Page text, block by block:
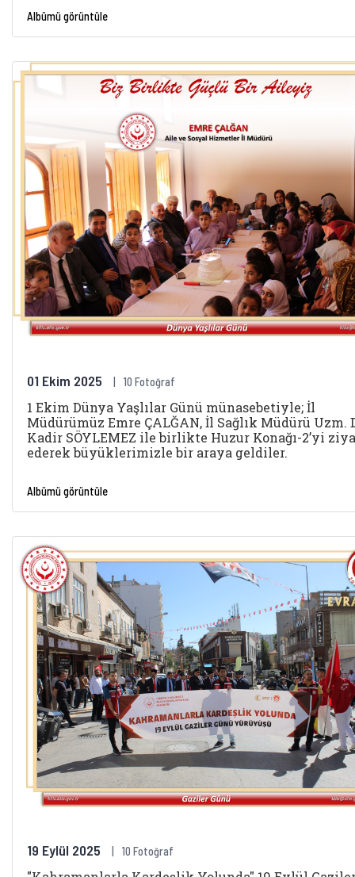
Albümü görüntüle
01 Ekim 2025 10 Fotoğraf
1 Ekim Dünya Yaşlılar Günü münasebetiyle; İl
Müdürümüz Emre ÇALĞAN, İl Sağlık Müdürü Uzm.
Kadir SÖYLEMEZ ile birlikte Huzur Konağı-2’yi
ederek büyüklerimizle bir araya geldiler.
Albümü görüntüle
19 Eylül 2025 10 Fotoğraf